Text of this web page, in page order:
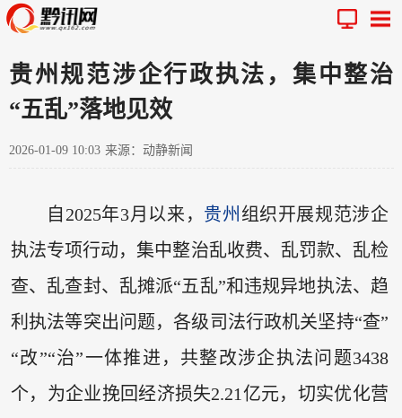
贵州规范涉企行政执法，集中整治
“五乱”落地见效
2026-01-09 10:03 来源：动静新闻
自2025年3月以来， 贵州 组织开展规范涉企
执法专项行动，集中整治乱收费、乱罚款、乱检
查、乱查封、乱摊派“五乱”和违规异地执法、趋
利执法等突出问题，各级司法行政机关坚持“查”
“改”“治”一体推进，共整改涉企执法问题3438
个，为企业挽回经济损失2.21亿元，切实优化营